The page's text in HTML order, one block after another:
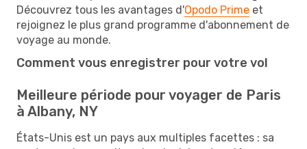
Découvrez tous les avantages d'Opodo Prime et
rejoignez le plus grand programme d'abonnement de
voyage au monde.
Comment vous enregistrer pour votre vol
Meilleure période pour voyager de Paris
à Albany, NY
États-Unis est un pays aux multiples facettes : sa